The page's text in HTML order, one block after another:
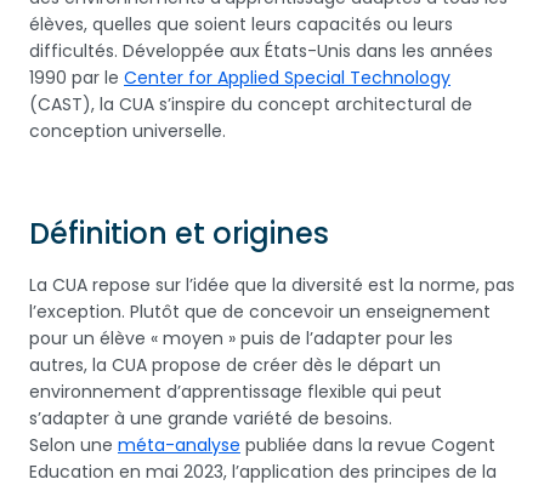
élèves, quelles que soient leurs capacités ou leurs
difficultés. Développée aux États-Unis dans les années
1990 par le Center for Applied Special Technology
(CAST), la CUA s’inspire du concept architectural de
conception universelle.
Définition et origines
La CUA repose sur l’idée que la diversité est la norme, pas
l’exception. Plutôt que de concevoir un enseignement
pour un élève « moyen » puis de l’adapter pour les
autres, la CUA propose de créer dès le départ un
environnement d’apprentissage flexible qui peut
s’adapter à une grande variété de besoins.
Selon une méta-analyse publiée dans la revue Cogent
Education en mai 2023, l’application des principes de la